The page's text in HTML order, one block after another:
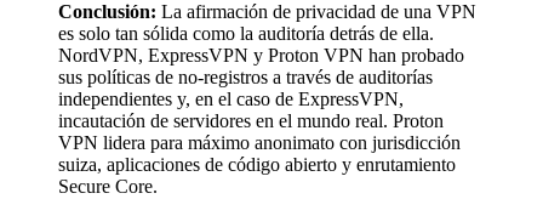
Conclusión: La afirmación de privacidad de una VPN
es solo tan sólida como la auditoría detrás de ella.
NordVPN, ExpressVPN y Proton VPN han probado
sus políticas de no-registros a través de auditorías
independientes y, en el caso de ExpressVPN,
incautación de servidores en el mundo real. Proton
VPN lidera para máximo anonimato con jurisdicción
suiza, aplicaciones de código abierto y enrutamiento
Secure Core.